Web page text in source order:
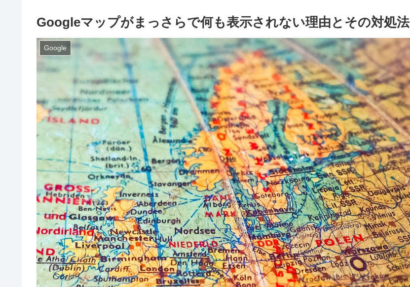
Googleマップがまっさらで何も表示されない理由とその対処法
Google